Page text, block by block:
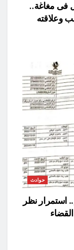
فى مغاغة..
وعلاقته
حوادث
استمرار نظر